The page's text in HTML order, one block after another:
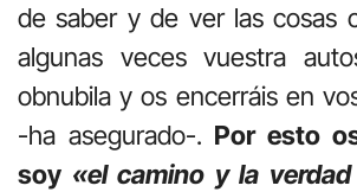
de saber y de ver las cosas
algunas veces vuestra
obnubila y os encerráis en
-ha asegurado-. Por esto
soy «el camino y la